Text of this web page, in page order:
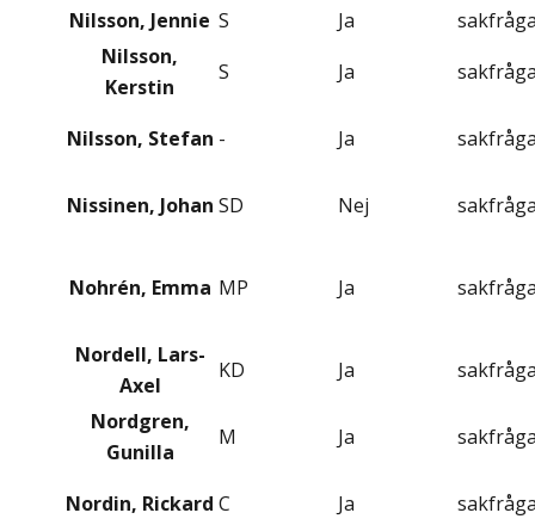
Nilsson, Jennie S Ja
Nilsson,
Kerstin
S Ja
Nilsson, Stefan - Ja
Nissinen, Johan SD Nej
Nohrén, Emma MP Ja
Nordell, Lars-
Axel
KD Ja
Nordgren,
Gunilla
M Ja
Nordin, Rickard C Ja